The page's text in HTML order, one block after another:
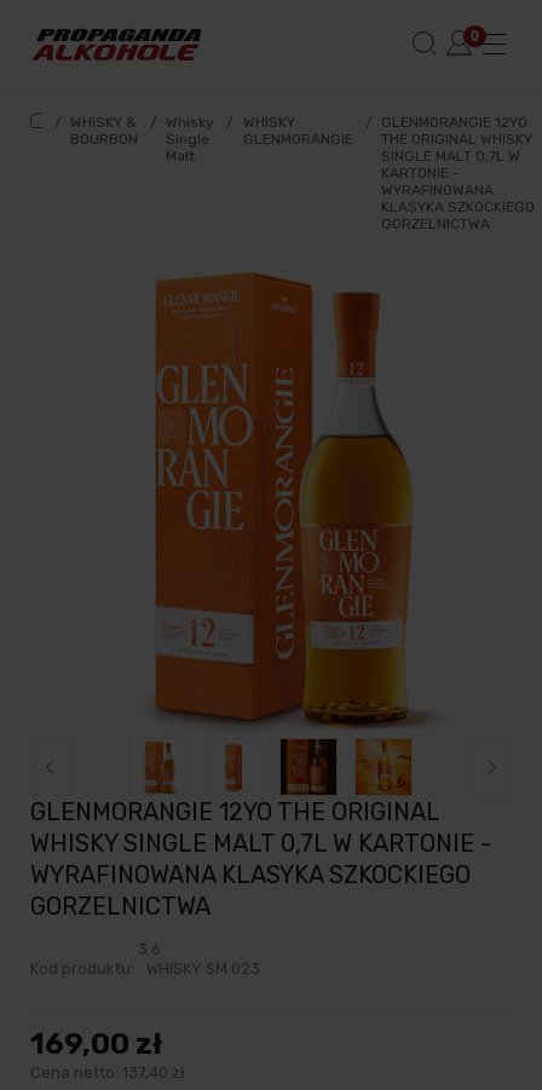
/
WHISKY &
BOURBON
/
Whisky
Single
Malt
/
WHISKY
GLENMORANGIE
/
GLENMORANGIE 12YO
THE ORIGINAL WHISKY
SINGLE MALT 0,7L W
KARTONIE -
WYRAFINOWANA
KLASYKA SZKOCKIEGO
GORZELNICTWA
GLENMORANGIE 12YO THE ORIGINAL
WHISKY SINGLE MALT 0,7L W KARTONIE -
WYRAFINOWANA KLASYKA SZKOCKIEGO
GORZELNICTWA
3.6
Kod produktu:
WHISKY SM 023
169,00 zł
Cena netto: 137,40 zł